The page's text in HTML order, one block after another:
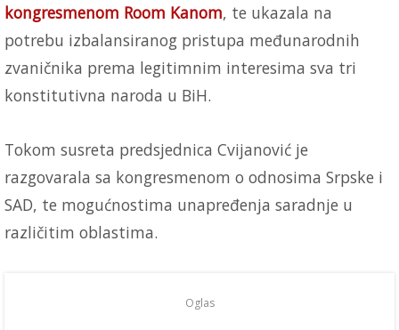
kongresmenom Room Kanom, te ukazala na
potrebu izbalansiranog pristupa međunarodnih
zvaničnika prema legitimnim interesima sva tri
konstitutivna naroda u BiH.
Tokom susreta predsjednica Cvijanović je
razgovarala sa kongresmenom o odnosima Srpske i
SAD, te mogućnostima unapređenja saradnje u
različitim oblastima.
Oglas